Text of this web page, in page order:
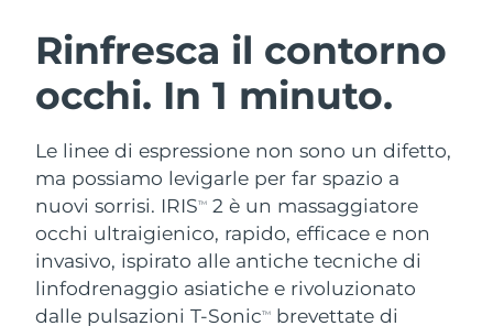
Rinfresca il contorno
occhi. In 1 minuto.
Le linee di espressione non sono un difetto,
ma possiamo levigarle per far spazio a
nuovi sorrisi. IRISTM
2 è un massaggiatore
occhi ultraigienico, rapido, efficace e non
invasivo, ispirato alle antiche tecniche di
linfodrenaggio asiatiche e rivoluzionato
dalle pulsazioni T-SonicTM
brevettate di
LUNA™ 4 pacchetto
Anti-aging massage
LUNA™ 4 Plus
Massage, LED heating
BEAR™ 2 pacchetto
Microcurrent toning
BEAR™ 2 go
Microcurrent toning on-the-go
Idratazione
UFO™ 3 pacchetto
Igiene orale
issa™ 4
Austria Consegna stimata
Bahrein Consegna stimata
Belgio
Bermuda Consegna stimata
Bosnia ed
Erzegovina
Consegna stimata 8/11/26
Brunei Consegna stimata